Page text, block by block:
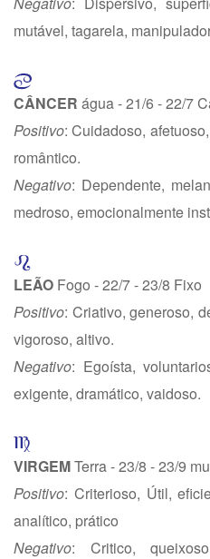
mutável, tagarela,
CÂNCER água - 21/6 - 22/7
Positivo: Cuidadoso,
romântico.
Negativo: Dependente,
medroso, emocionalmente
LEÃO Fogo - 22/7 - 23/8 Fixo
Positivo: Criativo, generoso,
vigoroso, altivo.
Negativo: Egoísta,
exigente, dramático, vaidoso.
VIRGEMTerra - 23/8 - 23/9
Positivo: Criterioso, Útil,
analítico, prático
Negativo: Critico,